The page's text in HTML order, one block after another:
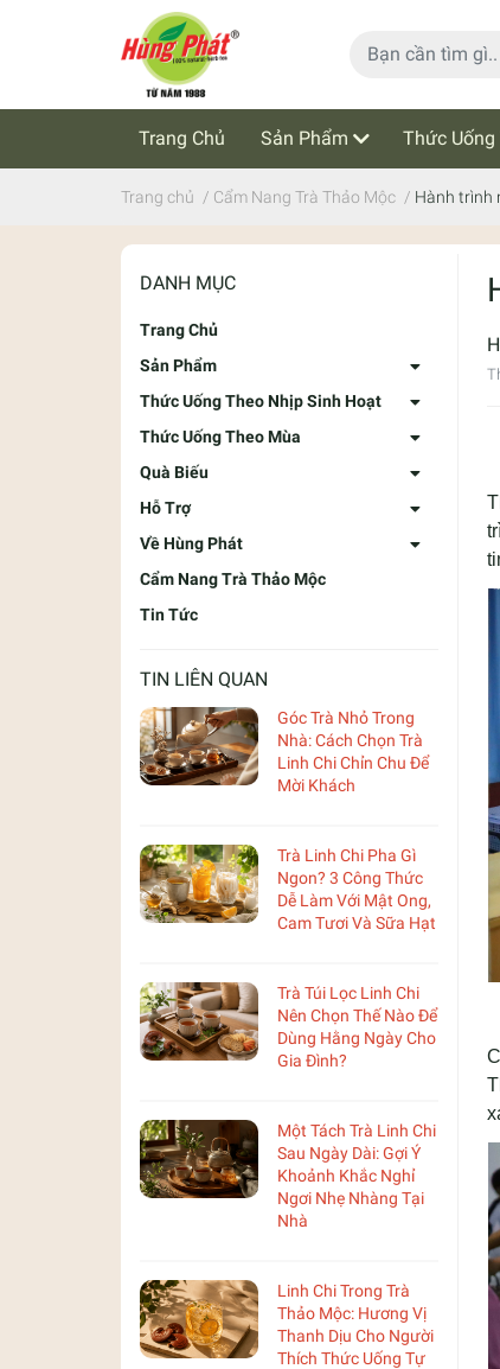
Trang Chủ Sản Phẩm Thức
Cẩm Nang Trà Thảo Mộc Tin Tức
Trang chủ / Cẩm Nang Trà Thảo Mộc / Hành trình
DANH MỤC
Trang Chủ
Sản Phẩm
Thức Uống Theo Nhịp Sinh Hoạt
Thức Uống Theo Mùa
Quà Biếu
Hỗ Trợ
Về Hùng Phát
Cẩm Nang Trà Thảo Mộc
Tin Tức
TIN LIÊN QUAN
Góc Trà Nhỏ Trong
Nhà: Cách Chọn Trà
Linh Chi Chỉn Chu Để
Mời Khách
Trà Linh Chi Pha Gì
Ngon? 3 Công Thức
Dễ Làm Với Mật Ong,
Cam Tươi Và Sữa Hạt
Trà Túi Lọc Linh Chi
Nên Chọn Thế Nào Để
Dùng Hằng Ngày Cho
Gia Đình?
Một Tách Trà Linh Chi
Sau Ngày Dài: Gợi Ý
Khoảnh Khắc Nghỉ
Ngơi Nhẹ Nhàng Tại
Nhà
Linh Chi Trong Trà
Thảo Mộc: Hương Vị
Thanh Dịu Cho Người
Thích Thức Uống Tự